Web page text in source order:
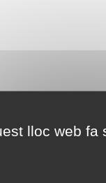
lloc web fa